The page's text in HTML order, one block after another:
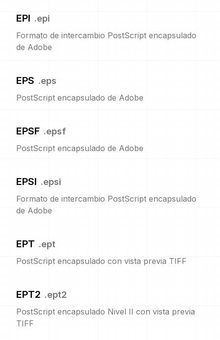
EPI .epi
Formato de intercambio PostScript encapsulado
de Adobe
EPS .eps
PostScript encapsulado de Adobe
EPSF .epsf
PostScript encapsulado de Adobe
EPSI .epsi
Formato de intercambio PostScript encapsulado
de Adobe
EPT .ept
PostScript encapsulado con vista previa TIFF
EPT2 .ept2
PostScript encapsulado Nivel II con vista previa
TIFF